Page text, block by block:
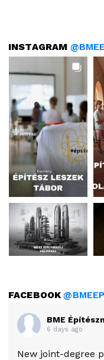
INSTAGRAM
FACEBOOK
BME
6 days ago
New joint-degree